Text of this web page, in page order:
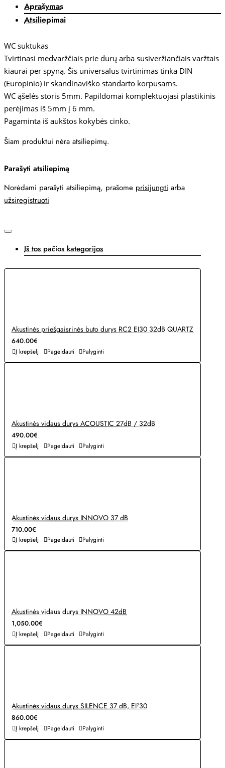
Aprašymas
Atsiliepimai
WC suktukas
Tvirtinasi medvaržčiais prie durų arba susiveržiančiais varžtais
kiaurai per spyną. Šis universalus tvirtinimas tinka DIN
(Europinio) ir skandinaviško standarto korpusams.
WC ąšelės storis 5mm. Papildomai komplektuojasi plastikinis
perėjimas iš 5mm į 6 mm.
Pagaminta iš aukštos kokybės cinko.
Šiam produktui nėra atsiliepimų.
Parašyti atsiliepimą
Norėdami parašyti atsiliepimą, prašome prisijungti arba
užsiregistruoti
Iš tos pačios kategorijos
Akustinės priešgaisrinės buto durys RC2 EI30 32dB QUARTZ
640.00€
Į krepšelį Pageidauti Palyginti
Akustinės vidaus durys ACOUSTIC 27dB / 32dB
490.00€
Į krepšelį Pageidauti Palyginti
Akustinės vidaus durys INNOVO 37 dB
710.00€
Į krepšelį Pageidauti Palyginti
Akustinės vidaus durys INNOVO 42dB
1,050.00€
Į krepšelį Pageidauti Palyginti
Akustinės vidaus durys SILENCE 37 dB, EI²30
860.00€
Į krepšelį Pageidauti Palyginti